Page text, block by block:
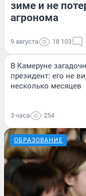
зиме и не
агронома
9 августа 18 103
В Камеруне
президент: его не
несколько месяцев
3 часа 254
ОБРАЗОВАНИЕ